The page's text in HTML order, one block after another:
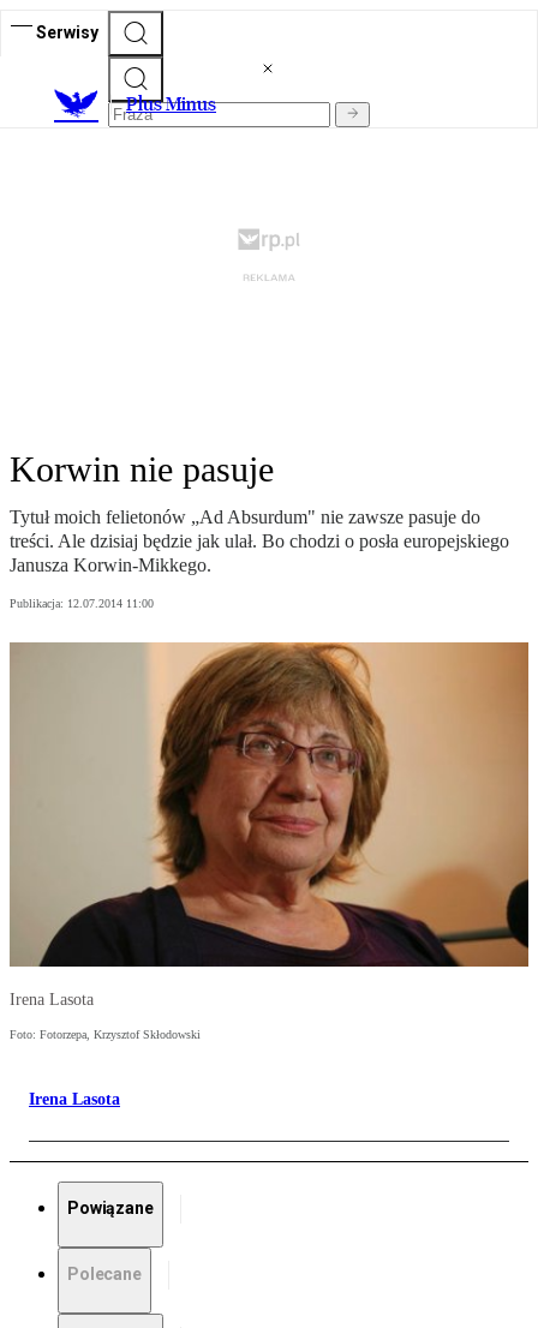
Serwisy
Plus Minus
Korwin nie pasuje
Tytuł moich felietonów „Ad Absurdum" nie zawsze pasuje do
treści. Ale dzisiaj będzie jak ulał. Bo chodzi o posła europejskiego
Janusza Korwin-Mikkego.
Publikacja: 12.07.2014 11:00
Irena Lasota
Foto: Fotorzepa, Krzysztof Skłodowski
Irena Lasota
Powiązane
Polecane